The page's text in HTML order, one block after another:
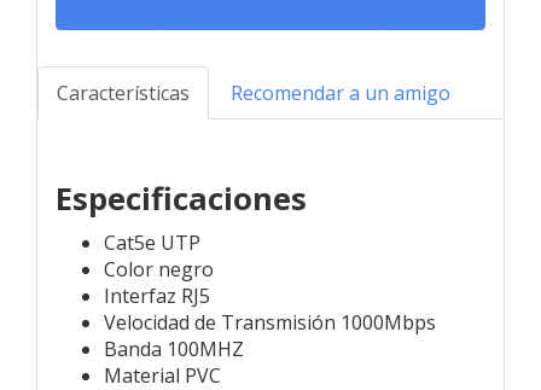
Características Recomendar a un amigo
Especificaciones
Cat5e UTP
Color negro
Interfaz RJ5
Velocidad de Transmisión 1000Mbps
Banda 100MHZ
Material PVC